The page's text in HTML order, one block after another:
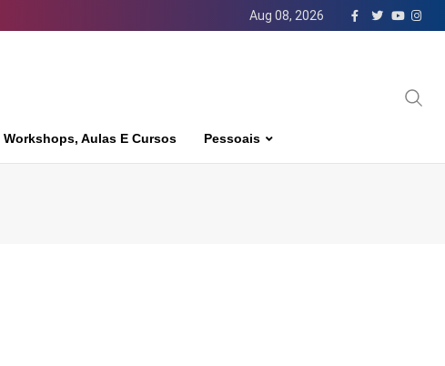
Aug 08, 2026
Workshops, Aulas E Cursos Pessoais